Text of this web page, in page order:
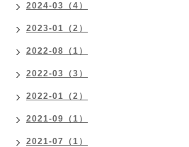
2024-03（4）
2023-01（2）
2022-08（1）
2022-03（3）
2022-01（2）
2021-09（1）
2021-07（1）